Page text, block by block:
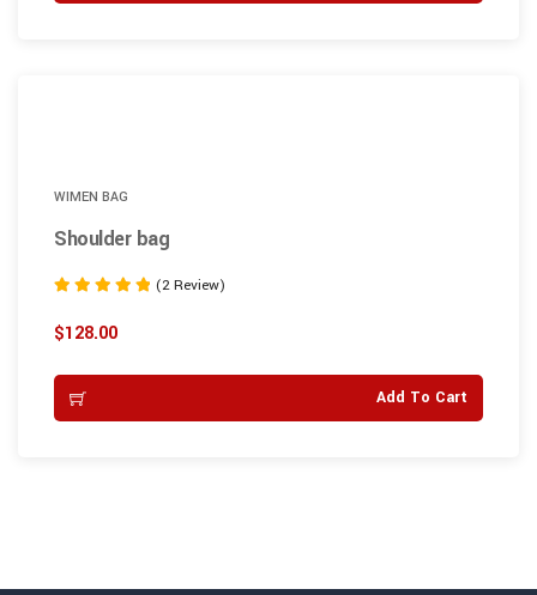
WIMEN BAG
Shoulder bag
5.00
sur 5
(2 Review)
$128.00
Add To Cart